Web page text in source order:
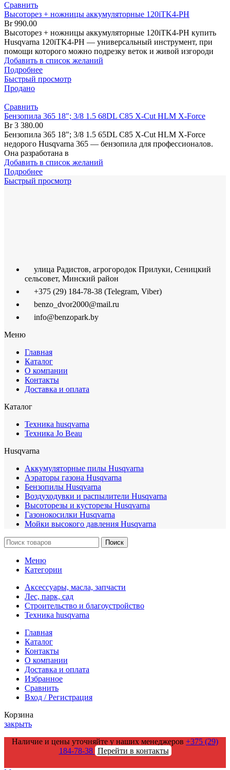
Сравнить
Высоторез + ножницы аккумуляторные 120iTK4-PH
Br990.00
Высоторез + ножницы аккумуляторные 120iTK4-PH купить
Husqvarna 120iTK4-PH — универсальный инструмент, при
помощи которого можно подрезку веток и живой изгороди
Добавить в список желаний
Подробнее
Быстрый просмотр
Продано
Сравнить
Бензопила 365 18″; 3/8 1.5 68DL C85 X-Cut HLM X-Force
Br3 380.00
Бензопила 365 18"; 3/8 1.5 65DL C85 X-Cut HLM X-Force
недорого Husqvarna 365 — бензопила для профессионалов.
Она разработана в
Добавить в список желаний
Подробнее
Быстрый просмотр
улица Радистов, агрогородок Прилуки, Сеницкий
сельсовет, Минский район
+375 (29) 184-78-38 (Telegram, Viber)
benzo_dvor2000@mail.ru
info@benzopark.by
Меню
Главная
Каталог
О компании
Контакты
Доставка и оплата
Каталог
Техника husqvarna
Техника Jo Beau
Husqvarna
Аккумуляторные пилы Husqvarna
Аэраторы газона Husqvarna
Бензопилы Husqvarna
Воздуходувки и распылители Husqvarna
Высоторезы и кусторезы Husqvarna
Газонокосилки Husqvarna
Мойки высокого давления Husqvarna
Поиск
Меню
Категории
Аксессуары, масла, запчасти
Лес, парк, сад
Строительство и благоустройство
Техника husqvarna
Главная
Каталог
Контакты
О компании
Доставка и оплата
Избранное
Сравнить
Вход / Регистрация
Корзина
закрыть
Наличие и цены уточняйте у наших менеджеров +375 (29)
184-78-38 Перейти в контакты